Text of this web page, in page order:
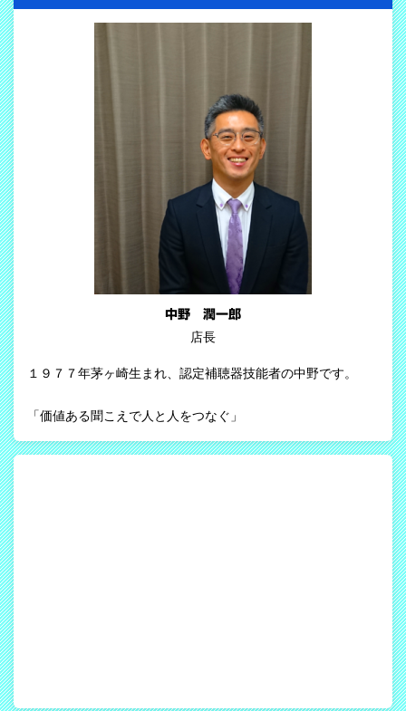
中野 潤一郎
店長
１９７７年茅ヶ崎生まれ、認定補聴器技能者の中野です。
「価値ある聞こえで人と人をつなぐ」